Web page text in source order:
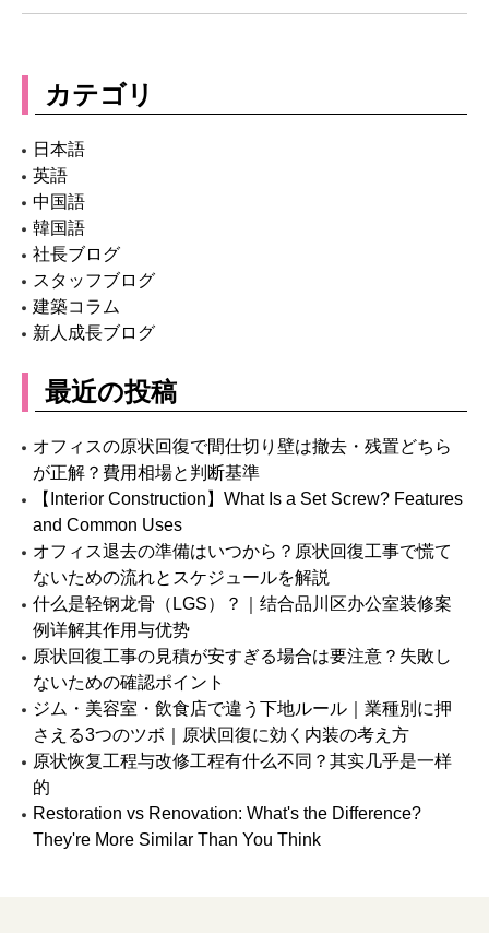
カテゴリ
日本語
英語
中国語
韓国語
社長ブログ
スタッフブログ
建築コラム
新人成長ブログ
最近の投稿
オフィスの原状回復で間仕切り壁は撤去・残置どちら
が正解？費用相場と判断基準
【Interior Construction】What Is a Set Screw? Features
and Common Uses
オフィス退去の準備はいつから？原状回復工事で慌て
ないための流れとスケジュールを解説
什么是轻钢龙骨（LGS）？｜结合品川区办公室装修案
例详解其作用与优势
原状回復工事の見積が安すぎる場合は要注意？失敗し
ないための確認ポイント
ジム・美容室・飲食店で違う下地ルール｜業種別に押
さえる3つのツボ｜原状回復に効く内装の考え方
原状恢复工程与改修工程有什么不同？其实几乎是一样
的
Restoration vs Renovation: What's the Difference?
They're More Similar Than You Think